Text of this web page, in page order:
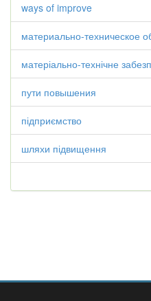
ways of improve
материально-техническое
матеріально-технічне
пути повышения
підприємство
шляхи підвищення